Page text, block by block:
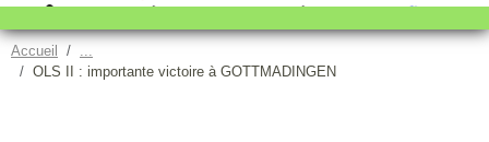
Accueil
OLS II : importante victoire à GOTTMADINGEN